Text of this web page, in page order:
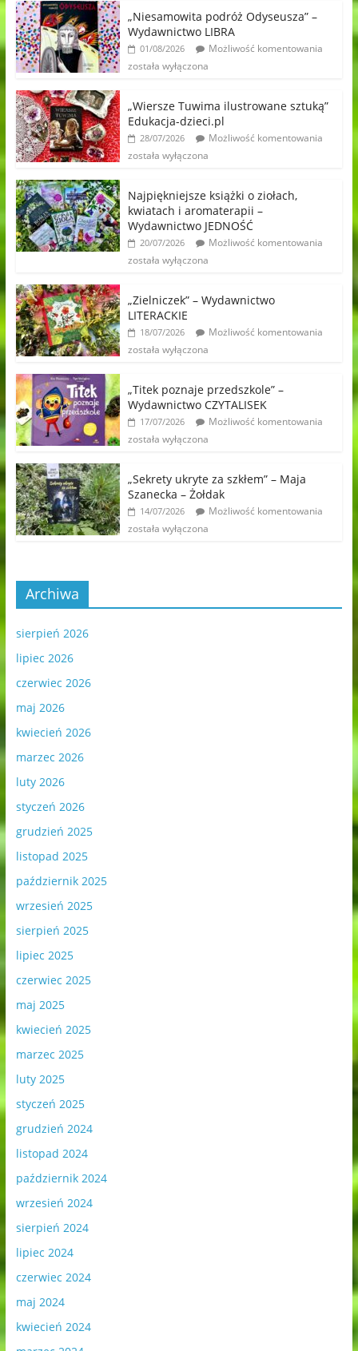
„Niesamowita podróż Odyseusza” –
Wydawnictwo LIBRA
01/08/2026
Możliwość komentowania
została wyłączona
„Wiersze Tuwima ilustrowane sztuką”
Edukacja-dzieci.pl
28/07/2026
Możliwość komentowania
została wyłączona
Najpiękniejsze książki o ziołach,
kwiatach i aromaterapii –
Wydawnictwo JEDNOŚĆ
20/07/2026
Możliwość komentowania
została wyłączona
„Zielniczek” – Wydawnictwo
LITERACKIE
18/07/2026
Możliwość komentowania
została wyłączona
„Titek poznaje przedszkole” –
Wydawnictwo CZYTALISEK
17/07/2026
Możliwość komentowania
została wyłączona
„Sekrety ukryte za szkłem” – Maja
Szanecka – Żołdak
14/07/2026
Możliwość komentowania
została wyłączona
Archiwa
sierpień 2026
lipiec 2026
czerwiec 2026
maj 2026
kwiecień 2026
marzec 2026
luty 2026
styczeń 2026
grudzień 2025
listopad 2025
październik 2025
wrzesień 2025
sierpień 2025
lipiec 2025
czerwiec 2025
maj 2025
kwiecień 2025
marzec 2025
luty 2025
styczeń 2025
grudzień 2024
listopad 2024
październik 2024
wrzesień 2024
sierpień 2024
lipiec 2024
czerwiec 2024
maj 2024
kwiecień 2024